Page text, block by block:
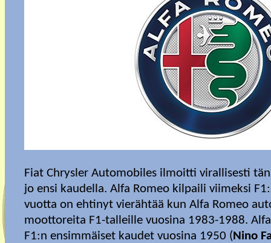
Fiat Chrysler Automobiles ilmoitti virallisesti
jo ensi kaudella. Alfa Romeo kilpaili viimeksi
vuotta on ehtinyt vierähtää kun Alfa Romeo
moottoreita F1-talleille vuosina 1983-1988.
F1:n ensimmäiset kaudet vuosina 1950 (Nino